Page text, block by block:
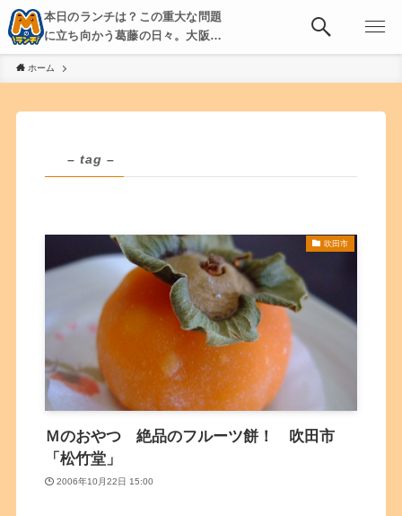
本日のランチは？この重大な問題
に立ち向かう葛藤の日々。大阪・
京都・神戸を中心とした食べ歩
き、飲み歩きを綴る。
ホーム
– tag –
吹田市
Ｍのおやつ 絶品のフルーツ餅！ 吹田市
「松竹堂」
2006年10月22日 15:00